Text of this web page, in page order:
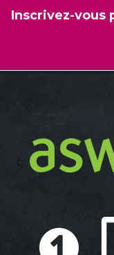
Inscrivez-vous